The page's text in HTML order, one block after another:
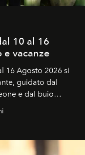
10 al 16
vacanze
16 Agosto 2026 si
guidato dal
e dal buio
del 12 agosto,